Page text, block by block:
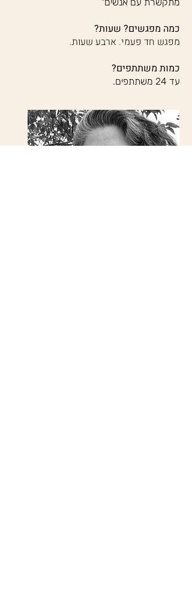
כמה מפגשים? שעות?
מפגש חד פעמי. ארבע שעות.
כמות משתתפים?
.עד 24 משתתפים